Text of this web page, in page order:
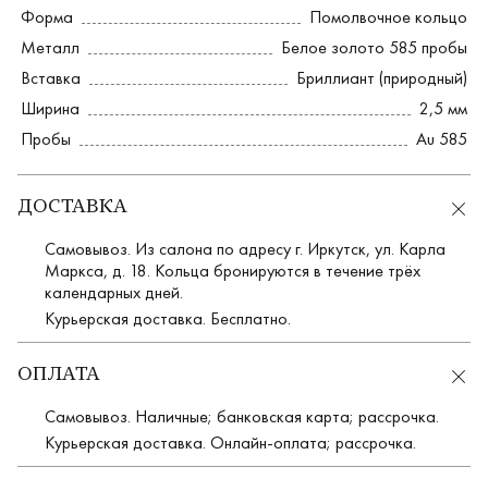
Форма
Помолвочное кольцо
Металл
Белое золото 585 пробы
Вставка
Бриллиант (природный)
Ширина
2,5 мм
Пробы
Au 585
ДОСТАВКА
Самовывоз. Из салона по адресу г. Иркутск, ул. Карла
Маркса, д. 18. Кольца бронируются в течение трёх
календарных дней.
Курьерская доставка. Бесплатно.
ОПЛАТА
Самовывоз. Наличные; банковская карта; рассрочка.
Курьерская доставка. Онлайн-оплата; рассрочка.